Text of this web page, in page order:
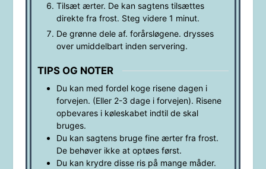
Tilsæt ærter. De kan sagtens tilsættes
direkte fra frost. Steg videre 1 minut.
De grønne dele af. forårsløgene. drysses
over umiddelbart inden servering.
TIPS OG NOTER
Du kan med fordel koge risene dagen i
forvejen. (Eller 2-3 dage i forvejen). Risene
opbevares i køleskabet indtil de skal
bruges.
Du kan sagtens bruge fine ærter fra frost.
De behøver ikke at optøes først.
Du kan krydre disse ris på mange måder.